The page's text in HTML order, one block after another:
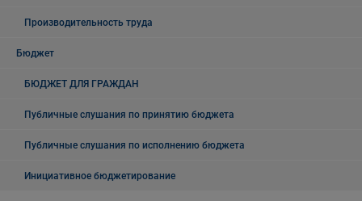
Производительность труда
Бюджет
БЮДЖЕТ ДЛЯ ГРАЖДАН
Публичные слушания по принятию бюджета
Публичные слушания по исполнению бюджета
Инициативное бюджетирование